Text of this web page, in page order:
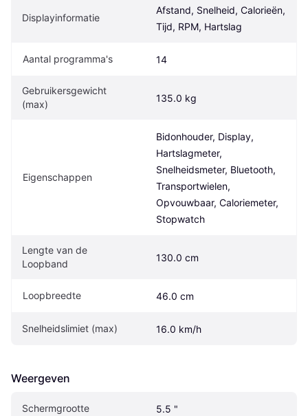
Displayinformatie
Afstand, Snelheid, Calorieën,
Tijd, RPM, Hartslag
Aantal programma's 14
Gebruikersgewicht
(max)
135.0 kg
Eigenschappen
Bidonhouder, Display,
Hartslagmeter,
Snelheidsmeter, Bluetooth,
Transportwielen,
Opvouwbaar, Caloriemeter,
Stopwatch
Lengte van de
Loopband
130.0 cm
Loopbreedte 46.0 cm
Snelheidslimiet (max) 16.0 km/h
Weergeven
Schermgrootte 5.5 "